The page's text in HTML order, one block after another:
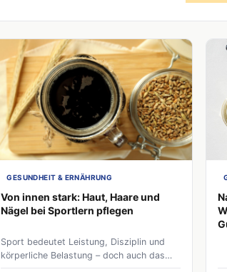
GESUNDHEIT & ERNÄHRUNG
Von innen stark: Haut, Haare und
Nägel bei Sportlern pflegen
Sport bedeutet Leistung, Disziplin und
körperliche Belastung – doch auch das
äußere Erscheinungsbild wird durch